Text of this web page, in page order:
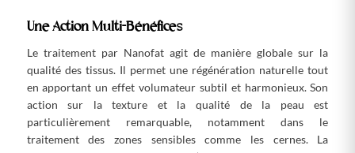
Une Action Multi-Bénéfices
Le traitement par Nanofat agit de manière globale sur la
qualité des tissus. Il permet une régénération naturelle tout
en apportant un effet volumateur subtil et harmonieux. Son
action sur la texture et la qualité de la peau est
particulièrement remarquable, notamment dans le
traitement des zones sensibles comme les cernes. La